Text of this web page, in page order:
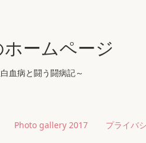
ームページ
血病と闘う闘病記～
Photo gallery 2017 プライバ